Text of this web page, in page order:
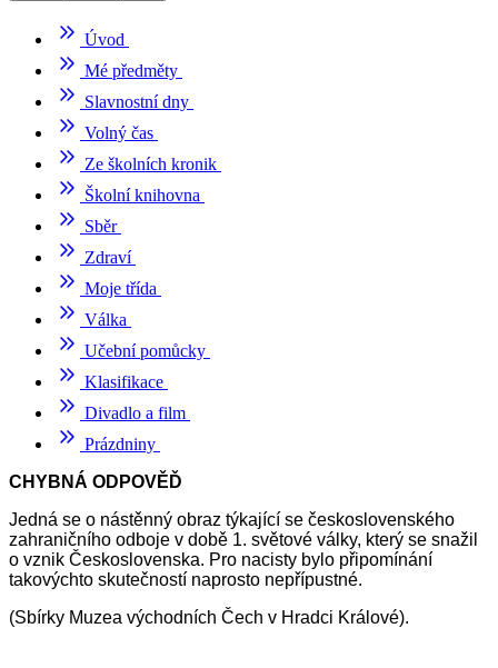
Úvod
Mé předměty
Slavnostní dny
Volný čas
Ze školních kronik
Školní knihovna
Sběr
Zdraví
Moje třída
Válka
Učební pomůcky
Klasifikace
Divadlo a film
Prázdniny
CHYBNÁ ODPOVĚĎ
Jedná se o nástěnný obraz týkající se československého
zahraničního odboje v době 1. světové války, který se snažil
o vznik Československa. Pro nacisty bylo připomínání
takovýchto skutečností naprosto nepřípustné.
(Sbírky Muzea východních Čech v Hradci Králové).